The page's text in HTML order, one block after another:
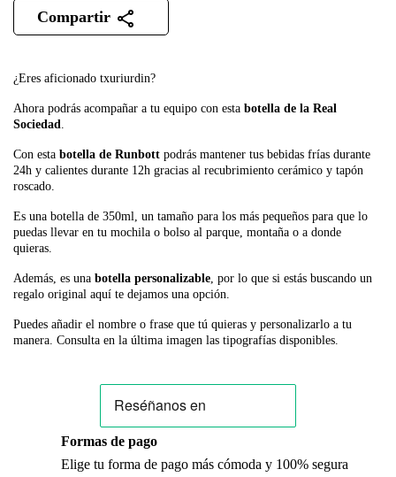
¿Eres aficionado txuriurdin?
Ahora podrás acompañar a tu equipo con esta botella de la Real
Sociedad
Con esta botella de Runbott podrás mantener tus bebidas frías durante
24h y calientes durante 12h gracias al recubrimiento cerámico y tapón
roscado.
Es una botella de 350ml, un tamaño para los más pequeños para que lo
puedas llevar en tu mochila o bolso al parque, montaña o a donde
quieras.
Además, es una botella personalizable , por lo que si estás buscando un
regalo original aquí te dejamos una opción.
Puedes añadir el nombre o frase que tú quieras y personalizarlo a tu
manera. Consulta en la última imagen las tipografías disponibles.
Compartir
Formas de pago
Elige tu forma de pago más cómoda y 100% segura